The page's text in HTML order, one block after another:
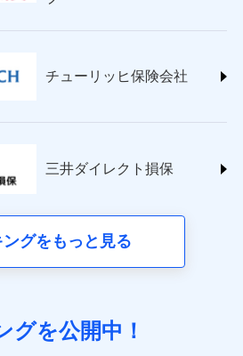
)
)
険株式会社
）
チューリッヒ保険会社
三井ダイレクト損保
ングをもっと見る
グを公開中！